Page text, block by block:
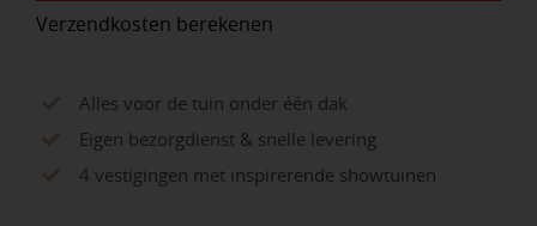
Verzendkosten berekenen
Alles voor de tuin onder één dak
Eigen bezorgdienst & snelle levering
4 vestigingen met inspirerende showtuinen